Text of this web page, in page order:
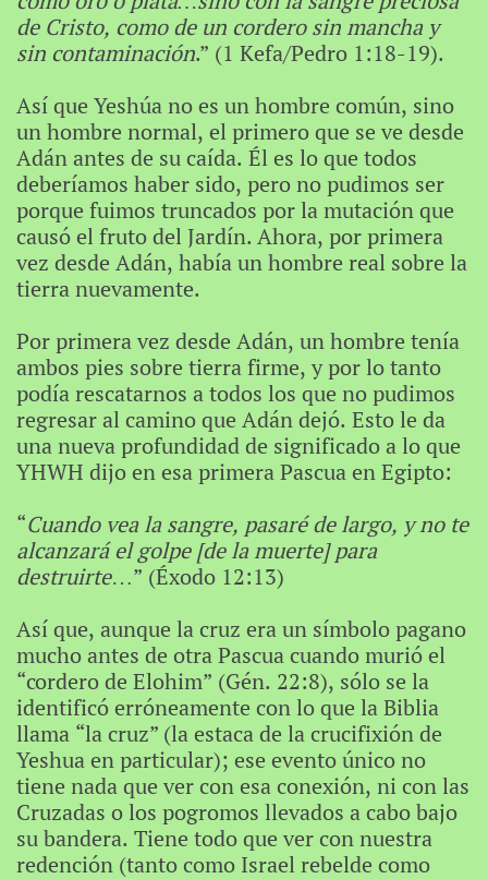
de Cristo, como de un cordero sin mancha y
sin contaminación.” (1 Kefa/Pedro 1:18-19).
Así que Yeshúa no es un hombre común, sino
un hombre normal, el primero que se ve desde
Adán antes de su caída. Él es lo que todos
deberíamos haber sido, pero no pudimos ser
porque fuimos truncados por la mutación que
causó el fruto del Jardín. Ahora, por primera
vez desde Adán, había un hombre real sobre la
tierra nuevamente.
Por primera vez desde Adán, un hombre tenía
ambos pies sobre tierra firme, y por lo tanto
podía rescatarnos a todos los que no pudimos
regresar al camino que Adán dejó. Esto le da
una nueva profundidad de significado a lo que
YHWH dijo en esa primera Pascua en Egipto:
“Cuando vea la sangre, pasaré de largo, y no te
alcanzará el golpe [de la muerte] para
destruirte…” (Éxodo 12:13)
Así que, aunque la cruz era un símbolo pagano
mucho antes de otra Pascua cuando murió el
“cordero de Elohim” (Gén. 22:8), sólo se la
identificó erróneamente con lo que la Biblia
llama “la cruz” (la estaca de la crucifixión de
Yeshua en particular); ese evento único no
tiene nada que ver con esa conexión, ni con las
Cruzadas o los pogromos llevados a cabo bajo
su bandera. Tiene todo que ver con nuestra
redención (tanto como Israel rebelde como